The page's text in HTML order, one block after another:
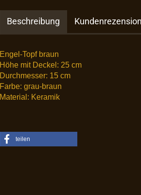
Beschreibung
Engel-Topf braun
Höhe mit Deckel: 25 cm
Durchmesser: 15 cm
Farbe: grau-braun
Material: Keramik
teilen